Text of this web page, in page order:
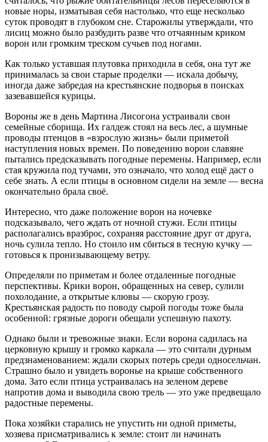
новые норы, изматывая себя настолько, что еще несколько
суток проводят в глубоком сне. Старожилы утверждали, что
лисиц можно было разбудить разве что отчаянным криком
ворон или громким треском сучьев под ногами.
Как только уставшая плутовка приходила в себя, она тут же
принималась за свои старые проделки — искала добычу,
иногда даже забредая на крестьянские подворья в поисках
зазевавшейся курицы.
Вороны же в день Мартина Лисогона устраивали свои
семейные сборища. Их галдеж стоял на весь лес, а шумные
проводы птенцов в «взрослую жизнь» были приметой
наступления новых времен. По поведению ворон славяне
пытались предсказывать погодные перемены. Например, если
стая кружила под тучами, это означало, что холод ещё даст о
себе знать. А если птицы в основном сидели на земле — весна
окончательно брала своё.
Интересно, что даже положение ворон на ночевке
подсказывало, чего ждать от ночной стужи. Если птицы
располагались вразброс, сохраняя расстояние друг от друга,
ночь сулила тепло. Но стоило им сбиться в тесную кучку —
готовься к пронизывающему ветру.
Определяли по приметам и более отдаленные погодные
перспективы. Крики ворон, обращенных на север, сулили
похолодание, а открытые клювы — скорую грозу.
Крестьянская радость по поводу сырой погоды тоже была
особенной: грязные дороги обещали успешную пахоту.
Однако были и тревожные знаки. Если ворона садилась на
церковную крышу и громко каркала — это считали дурным
предзнаменованием: ждали скорых потерь среди односельчан.
Страшно было и увидеть воронье на крыше собственного
дома. Зато если птица устраивалась на зеленом дереве
напротив дома и выводила свою трель — это уже предвещало
радостные перемены.
Пока хозяйки старались не упустить ни одной приметы,
хозяева присматривались к земле: стоит ли начинать